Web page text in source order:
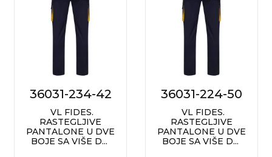
36031-234-42
VL FIDES.
RASTEGLJIVE
PANTALONE U DVE
BOJE SA VIŠE D...
36031-224-50
VL FIDES.
RASTEGLJIVE
PANTALONE U DVE
BOJE SA VIŠE D...